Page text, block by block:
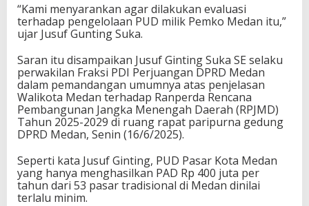
“Kami menyarankan agar dilakukan evaluasi
terhadap pengelolaan PUD milik Pemko Medan itu,”
ujar Jusuf Gunting Suka.
Saran itu disampaikan Jusuf Ginting Suka SE selaku
perwakilan Fraksi PDI Perjuangan DPRD Medan
dalam pemandangan umumnya atas penjelasan
Walikota Medan terhadap Ranperda Rencana
Pembangunan Jangka Menengah Daerah (RPJMD)
Tahun 2025-2029 di ruang rapat paripurna gedung
DPRD Medan, Senin (16/6/2025).
Seperti kata Jusuf Ginting, PUD Pasar Kota Medan
yang hanya menghasilkan PAD Rp 400 juta per
tahun dari 53 pasar tradisional di Medan dinilai
terlalu minim.